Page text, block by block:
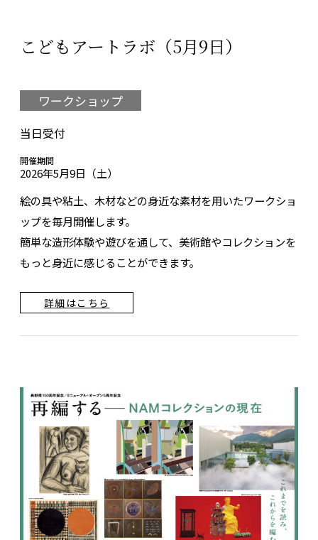
こどもアートラボ（5月9日）
ワークショップ
当日受付
開催期間
2026年5月9日（土）
絵の具や粘土、木材などの身近な素材を用いたワークショ
ップを毎月開催します。
簡単な造形体験や遊びを通して、美術館やコレクションを
もっと身近に感じることができます。
詳細はこちら